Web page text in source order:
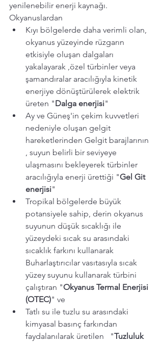
yenilenebilir enerji kaynağı.
Okyanuslardan
Kıyı bölgelerde daha verimli olan,
okyanus yüzeyinde rüzgarın
etkisiyle oluşan dalgaları
yakalayarak ,özel türbinler veya
şamandıralar aracılığıyla kinetik
enerjiye dönüştürülerek elektrik
üreten "Dalga enerjisi"
Ay ve Güneş'in çekim kuvvetleri
nedeniyle oluşan gelgit
hareketlerinden Gelgit barajlarının
, suyun belirli bir seviyeye
ulaşmasını bekleyerek türbinler
aracılığıyla enerji ürettiği "Gel Git
enerjisi"
Tropikal bölgelerde büyük
potansiyele sahip, derin okyanus
suyunun düşük sıcaklığı ile
yüzeydeki sıcak su arasındaki
sıcaklık farkını kullanarak
Buharlaştırıcılar vasıtasıyla sıcak
yüzey suyunu kullanarak türbini
çalıştıran "Okyanus Termal Enerjisi
(OTEC)" ve
Tatlı su ile tuzlu su arasındaki
kimyasal basınç farkından
faydalanılarak üretilen   "Tuzluluk